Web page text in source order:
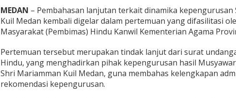
MEDAN – Pembahasan lanjutan terkait dinamika kepengurusan
Kuil Medan kembali digelar dalam pertemuan yang difasilitasi
Masyarakat (Pembimas) Hindu Kanwil Kementerian Agama
Pertemuan tersebut merupakan tindak lanjut dari surat
Hindu, yang menghadirkan pihak kepengurusan hasil
Shri Mariamman Kuil Medan, guna membahas kelengkapan
rekomendasi kepengurusan.